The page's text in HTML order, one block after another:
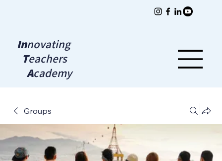
Innovating
Teachers
Academy
Groups